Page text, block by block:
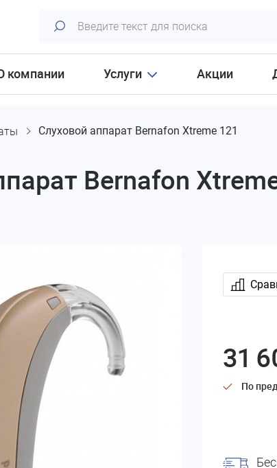
компании Услуги Акции
Слуховой аппарат Bernafon Xtreme 121
Bernafon
31
По